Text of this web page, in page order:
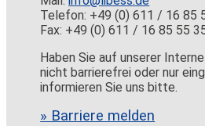
Telefon: +49 (0) 611 / 16 85
Fax: +49 (0) 611 / 16 85 55
Haben Sie auf unserer
nicht barrierefrei oder nur
informieren Sie uns bitte.
» Barriere melden